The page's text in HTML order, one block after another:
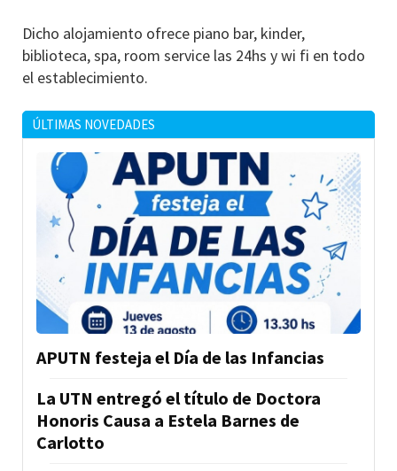
Dicho alojamiento ofrece piano bar, kinder,
biblioteca, spa, room service las 24hs y wi fi en todo
el establecimiento.
ÚLTIMAS NOVEDADES
APUTN festeja el Día de las Infancias
La UTN entregó el título de Doctora
Honoris Causa a Estela Barnes de
Carlotto